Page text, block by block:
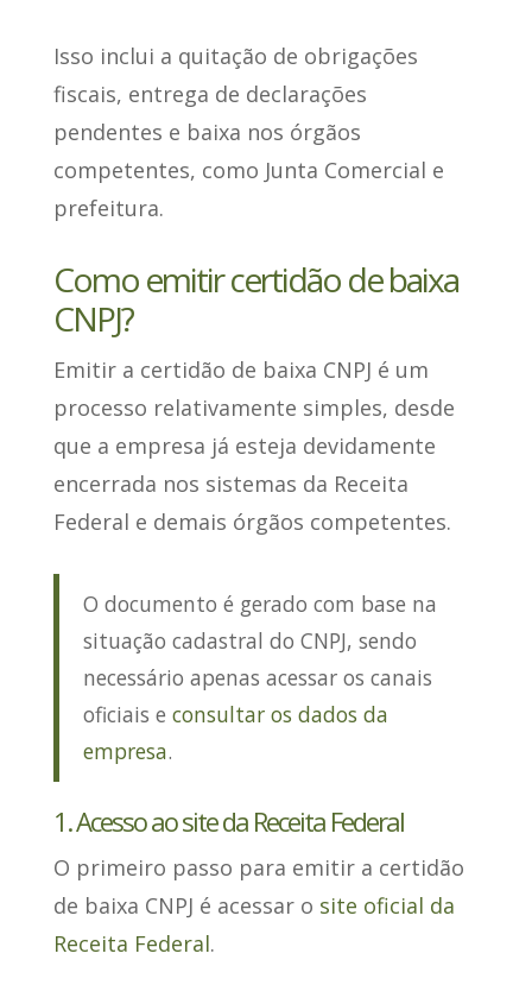
Isso inclui a quitação de obrigações
fiscais, entrega de declarações
pendentes e baixa nos órgãos
competentes, como Junta Comercial e
prefeitura.
Como emitir certidão de baixa
CNPJ?
Emitir a certidão de baixa CNPJ é um
processo relativamente simples, desde
que a empresa já esteja devidamente
encerrada nos sistemas da Receita
Federal e demais órgãos competentes.
O documento é gerado com base na
situação cadastral do CNPJ, sendo
necessário apenas acessar os canais
oficiais e consultar os dados da
empresa.
1. Acesso ao site da Receita Federal
O primeiro passo para emitir a certidão
de baixa CNPJ é acessar o site oficial da
Receita Federal.